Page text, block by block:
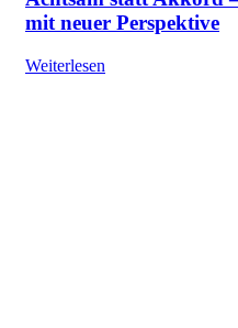
mit neuer Perspektive
Weiterlesen